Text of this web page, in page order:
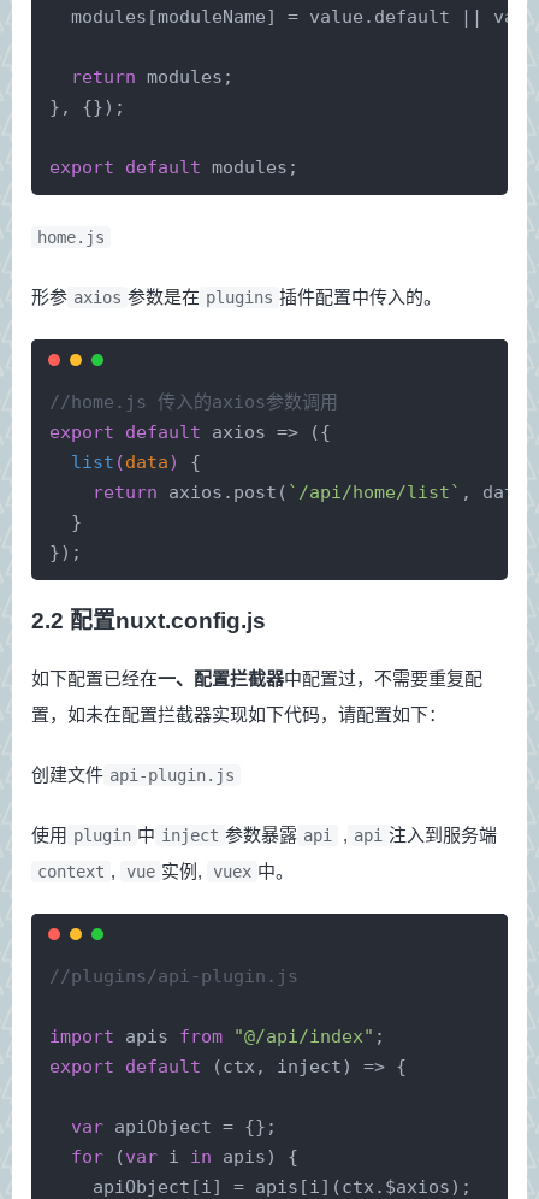
modules[moduleName] = value.default ||
return modules;
}, {});
export default modules;
home.js
形参 axios 参数是在 plugins 插件配置中传入的。
//home.js 传入的axios参数调用
export
default axios => ({
list (data)
{
return axios.post( `/api/home/list` ,
  }
});
2.2 配置nuxt.config.js
如下配置已经在一、配置拦截器中配置过，不需要重复配
置，如未在配置拦截器实现如下代码，请配置如下：
创建文件 api-plugin.js
使用 plugin 中 inject 参数暴露 api , api 注入到服务端
context , vue 实例, vuex 中。
//plugins/api-plugin.js
import apis from "@/api/index" ;
export
default (ctx, inject) => {
var apiObject = {};
for (var i in apis) {
    apiObject[i] = apis[i](ctx.$axios);